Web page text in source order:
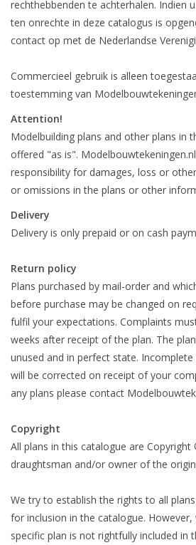
rechthebbenden te achterhalen. Indien
ten onrechte in deze catalogus is
contact op met de Nederlandse
Commercieel gebruik is alleen
toestemming van
Attention!
Modelbuilding plans and other plans in
offered "as is".
responsibility for damages, loss or
or omissions in the plans or other
Delivery
Delivery is only prepaid or on cash
Return policy
Plans purchased by mail-order and
before purchase may be changed on
fulfil your expectations. Complaints
weeks after receipt of the plan. The
unused and in perfect state.
will be corrected on receipt of your
any plans please contact
Copyright
All plans in this catalogue are
draughtsman and/or owner of the
We try to establish the rights to all
for inclusion in the catalogue.
specific plan is not rightfully included in